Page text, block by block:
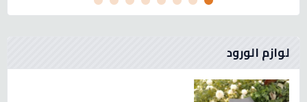
لوازم الورود